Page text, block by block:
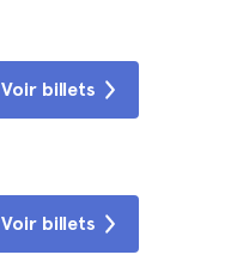
Voir billets
Voir billets